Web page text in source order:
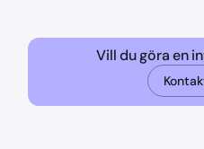
Vill du göra en